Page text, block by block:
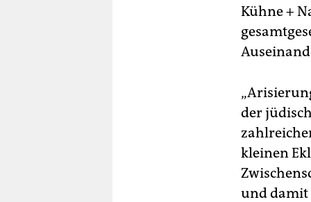
Kühne +
der
kleinen
und damit